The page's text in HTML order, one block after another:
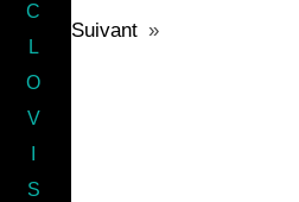
C
L
O
V
S
Suivant »